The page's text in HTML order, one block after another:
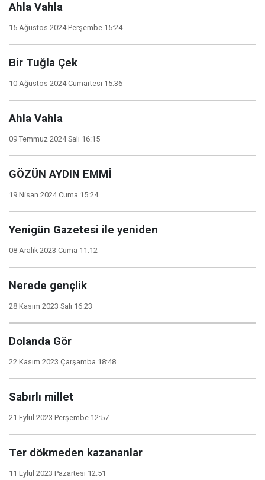
Ahla Vahla
15 Ağustos 2024 Perşembe 15:24
Bir Tuğla Çek
10 Ağustos 2024 Cumartesi 15:36
Ahla Vahla
09 Temmuz 2024 Salı 16:15
GÖZÜN AYDIN EMMİ
19 Nisan 2024 Cuma 15:24
Yenigün Gazetesi ile yeniden
08 Aralık 2023 Cuma 11:12
Nerede gençlik
28 Kasım 2023 Salı 16:23
Dolanda Gör
22 Kasım 2023 Çarşamba 18:48
Sabırlı millet
21 Eylül 2023 Perşembe 12:57
Ter dökmeden kazananlar
11 Eylül 2023 Pazartesi 12:51